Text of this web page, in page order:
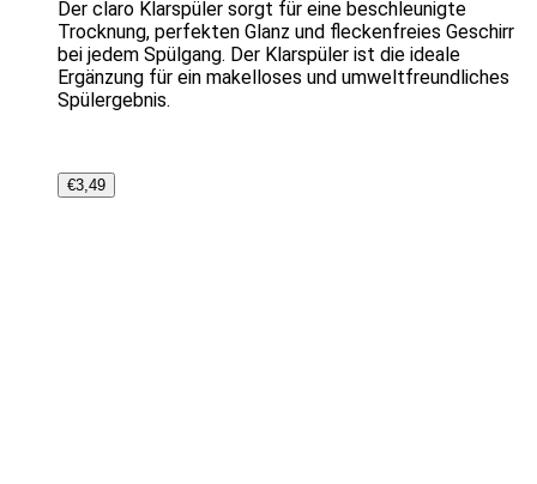
Der claro Klarspüler sorgt für eine beschleunigte
Trocknung, perfekten Glanz und fleckenfreies Geschirr
bei jedem Spülgang. Der Klarspüler ist die ideale
Ergänzung für ein makelloses und umweltfreundliches
Spülergebnis.
€3,49